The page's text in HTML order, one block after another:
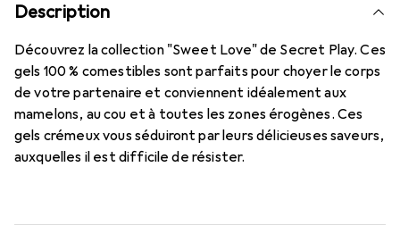
Description
Découvrez la collection "Sweet Love" de Secret Play. Ces
gels 100 % comestibles sont parfaits pour choyer le corps
de votre partenaire et conviennent idéalement aux
mamelons, au cou et à toutes les zones érogènes. Ces
gels crémeux vous séduiront par leurs délicieuses saveurs,
auxquelles il est difficile de résister.